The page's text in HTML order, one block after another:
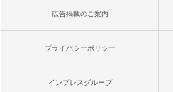
広告掲載のご案内
プライバシーポリシー
インプレスグループ